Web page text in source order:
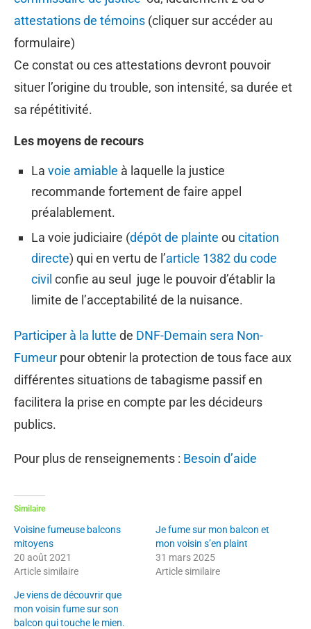
attestations de témoins (cliquer sur accéder au
formulaire)
Ce constat ou ces attestations devront pouvoir
situer l’origine du trouble, son intensité, sa durée et
sa répétitivité.
Les moyens de recours
La voie amiable à laquelle la justice
recommande fortement de faire appel
préalablement.
La voie judiciaire (dépôt de plainte ou citation
directe) qui en vertu de l’article 1382 du code
civil confie au seul juge le pouvoir d’établir la
limite de l’acceptabilité de la nuisance.
Participer à la lutte de DNF-Demain sera Non-
Fumeur pour obtenir la protection de tous face aux
différentes situations de tabagisme passif en
facilitera la prise en compte par les décideurs
publics.
Pour plus de renseignements : Besoin d’aide
Similaire
Voisine fumeuse balcons
mitoyens
20 août 2021
Article similaire
Je fume sur mon balcon et
mon voisin s’en plaint
31 mars 2025
Article similaire
Je viens de découvrir que
mon voisin fume sur son
balcon qui touche le mien.